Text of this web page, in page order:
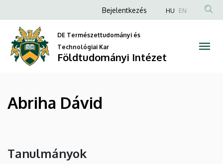
Dávid
Földtudományi
Intézet
a
tartalomra
Anonim
fiók
menüje
Bejelentkezés HU EN
DE Természettudományi és
Technológiai Kar
Földtudományi Intézet
Abriha Dávid
Tanulmányok